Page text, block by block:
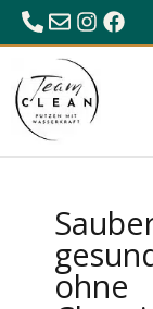
0680/23 86 984
ohne